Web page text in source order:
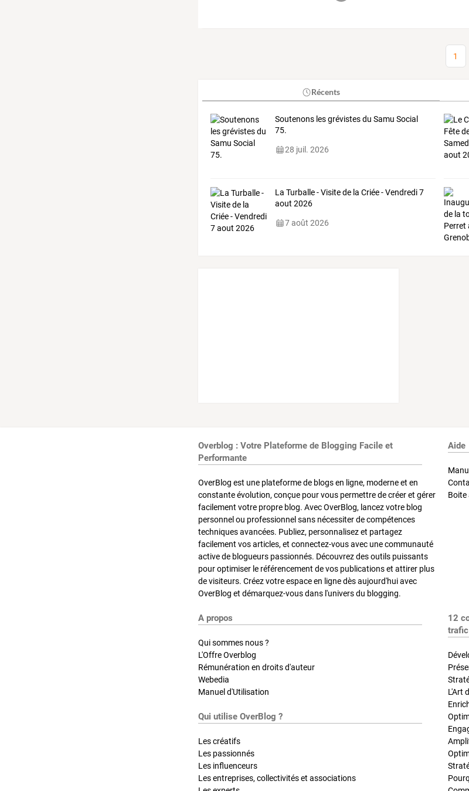
1
Récents
Soutenons les grévistes du Samu Social
75.
28 juil. 2026
La Turballe - Visite de la Criée - Vendredi 7
aout 2026
7 août 2026
Overblog : Votre Plateforme de Blogging Facile et
Performante
OverBlog est une plateforme de blogs en ligne, moderne et en
constante évolution, conçue pour vous permettre de créer et gérer
facilement votre propre blog. Avec OverBlog, lancez votre blog
personnel ou professionnel sans nécessiter de compétences
techniques avancées. Publiez, personnalisez et partagez
facilement vos articles, et connectez-vous avec une communauté
active de blogueurs passionnés. Découvrez des outils puissants
pour optimiser le référencement de vos publications et attirer plus
de visiteurs. Créez votre espace en ligne dès aujourd'hui avec
OverBlog et démarquez-vous dans l'univers du blogging.
Aide
Boite
A propos
Qui sommes nous ?
L'Offre Overblog
Rémunération en droits d'auteur
Webedia
Manuel d'Utilisation
Qui utilise OverBlog ?
Les créatifs
Les passionnés
Les influenceurs
Les entreprises, collectivités et associations
12
trafic
L'Art